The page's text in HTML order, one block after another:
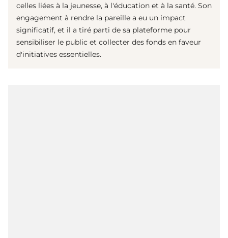
celles liées à la jeunesse, à l'éducation et à la santé. Son
engagement à rendre la pareille a eu un impact
significatif, et il a tiré parti de sa plateforme pour
sensibiliser le public et collecter des fonds en faveur
d'initiatives essentielles.